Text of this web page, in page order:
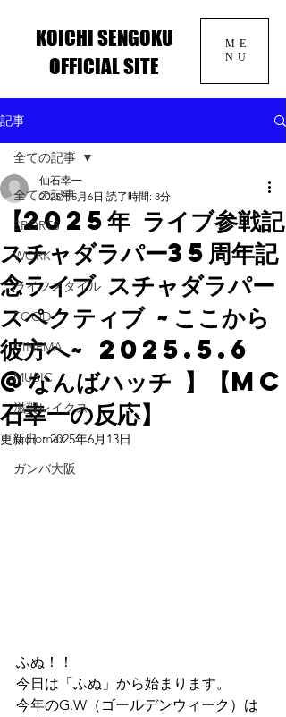
ME
NU
KOICHI SENGOKU
OFFICIAL SITE
記事
全ての記事
SPORTS
WORK
ライフスタイル
FOOD
CINEMA
MUSIC
滋賀レイクス
radiomax
ガンバ大阪
全ての記事
【2025年 ライブ参戦記
スチャダラパー35周年記
念ライブ スチャダラパー
スペクティブ ~ここから
彼方へ~ 2025.5.6
@なんばハッチ 】【MC
石幸一の反応】
仙石幸一
2025年5月6日 読了時間: 3分
更新日：2025年6月13日
ふぬ！！
今日は「ふぬ」から始まります。
今年のG.W（ゴールデンウィーク）は